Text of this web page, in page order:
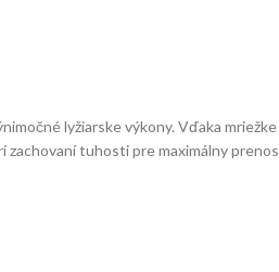
lyžiarske výkony. Vďaka mriežke
tuhosti pre maximálny prenos